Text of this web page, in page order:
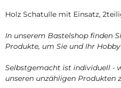
Holz Schatulle mit Einsatz,
In unserem Bastelshop finden
Produkte, um Sie und Ihr
Selbstgemacht ist individuell -
unseren unzähligen Produkten